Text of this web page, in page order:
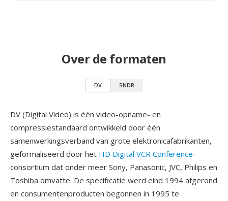
Over de formaten
DV SNDR
DV (Digital Video) is één video-opname- en
compressiestandaard ontwikkeld door één
samenwerkingsverband van grote elektronicafabrikanten,
geformaliseerd door het HD Digital VCR Conference-
consortium dat onder meer Sony, Panasonic, JVC, Philips en
Toshiba omvatte. De specificatie werd eind 1994 afgerond
en consumentenproducten begonnen in 1995 te